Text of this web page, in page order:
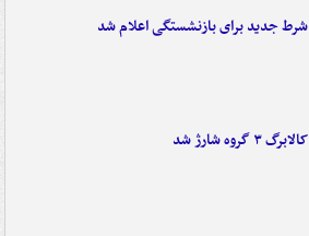
شرط جدید برای بازنشستگی اعلام شد
کالابرگ ۳ گروه شارژ شد